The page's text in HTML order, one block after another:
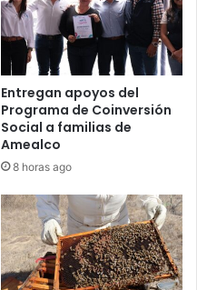
Entregan apoyos del
Programa de Coinversión
Social a familias de
Amealco
8 horas ago